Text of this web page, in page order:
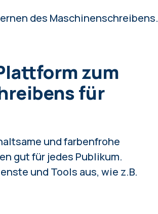
des Maschinenschreibens.
zum
für
und farbenfrohe
gut für jedes Publikum.
und Tools aus, wie z.B.